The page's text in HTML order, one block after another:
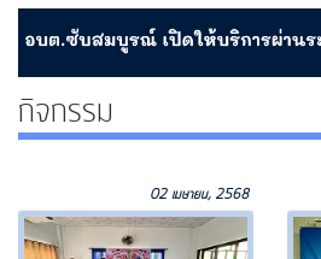
กิจกรรม
02 เมษายน, 2568